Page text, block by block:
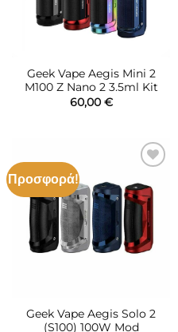
Geek Vape Aegis Mini 2
M100 Z Nano 2 3.5ml Kit
60,00 €
Προσφορά!
στην λίστα
επιθυμιών
Geek Vape Aegis Solo 2
(S100) 100W Mod